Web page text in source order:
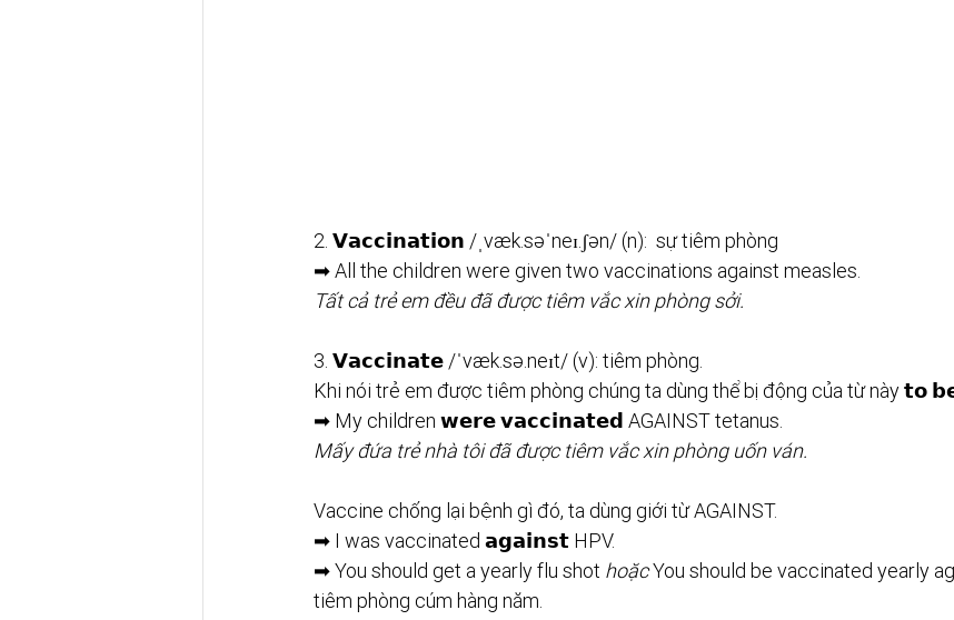
2. 𝗩𝗮𝗰𝗰𝗶𝗻𝗮𝘁𝗶𝗼𝗻 /ˌvæk.səˈneɪ.ʃən/ (n):  sự tiêm phòng
➡ All the children were given two vaccinations against measles.
Tất cả trẻ em đều đã được tiêm vắc xin phòng sởi.
3. 𝗩𝗮𝗰𝗰𝗶𝗻𝗮𝘁𝗲 /ˈvæk.sə.neɪt/ (v): tiêm phòng.
Khi nói trẻ em được tiêm phòng chúng ta dùng thể bị động của từ này 𝘁𝗼
➡ My children 𝘄𝗲𝗿𝗲 𝘃𝗮𝗰𝗰𝗶𝗻𝗮𝘁𝗲𝗱 AGAINST tetanus.
Mấy đứa trẻ nhà tôi đã được tiêm vắc xin phòng uốn ván.
Vaccine chống lại bệnh gì đó, ta dùng giới từ AGAINST.
➡ I was vaccinated 𝗮𝗴𝗮𝗶𝗻𝘀𝘁 HPV.
➡ You should get a yearly flu shot hoặc You should be vaccinated yearly
tiêm phòng cúm hàng năm.